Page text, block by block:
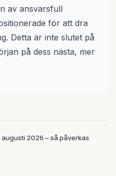
av ansvarsfull
för att dra
Detta är inte slutet på
på dess nästa, mer
2026 – så påverkas